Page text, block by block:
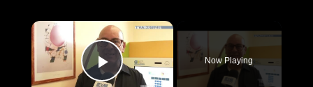
×
Play Video
Now Playing